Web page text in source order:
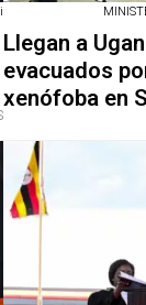
Llegan a
evacuados
xenófoba en